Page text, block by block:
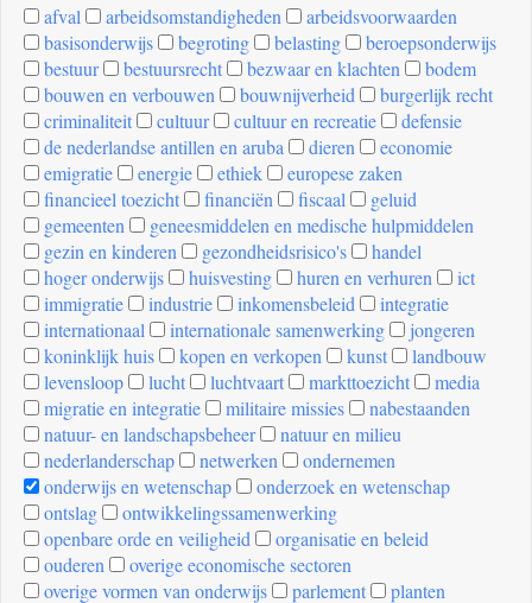
[invalid
name]
afval arbeidsomstandigheden
arbeidsvoorwaarden
basisonderwijs
begroting belasting
beroepsonderwijs
bestuur
bestuursrecht bezwaar en klachten
bodem
bouwen en verbouwen
bouwnijverheid
burgerlijk recht
criminaliteit
cultuur cultuur en recreatie
defensie
de nederlandse antillen en aruba
dieren
economie
emigratie
energie ethiek
europese zaken
financieel toezicht
financiën fiscaal
geluid
gemeenten
geneesmiddelen en medische hulpmiddelen
gezin en kinderen
gezondheidsrisico's
handel
hoger onderwijs
huisvesting huren en verhuren
ict
immigratie
industrie inkomensbeleid
integratie
internationaal
internationale samenwerking
jongeren
koninklijk huis
kopen en verkopen kunst
landbouw
levensloop
lucht luchtvaart markttoezicht
media
migratie en integratie
militaire missies
nabestaanden
natuur- en landschapsbeheer
natuur en milieu
nederlanderschap
netwerken
ondernemen
onderwijs en wetenschap
onderzoek en wetenschap
ontslag
ontwikkelingssamenwerking
openbare orde en veiligheid
organisatie en beleid
ouderen
overige economische sectoren
overige vormen van onderwijs
parlement
planten